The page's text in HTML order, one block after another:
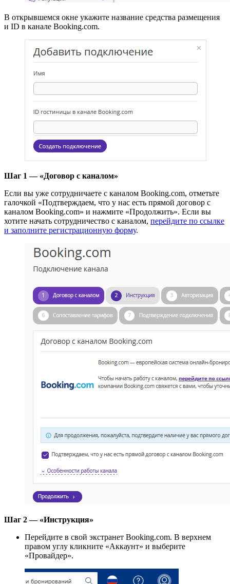
В открывшемся окне укажите название средства размещения
и ID в канале Booking.com.
Шаг 1 — «Договор с каналом»
Если вы уже сотрудничаете с каналом Booking.com, отметьте
галочкой «Подтверждаем, что у нас есть прямой договор с
каналом Booking.com» и нажмите «Продолжить». Если вы
хотите начать сотрудничество с каналом, перейдите по ссылке
и заполните регистрационную форму.
Шаг 2 — «Инструкция»
Перейдите в свой экстранет Booking.com. В верхнем
правом углу кликните «Аккаунт» и выберите
«Провайдер».